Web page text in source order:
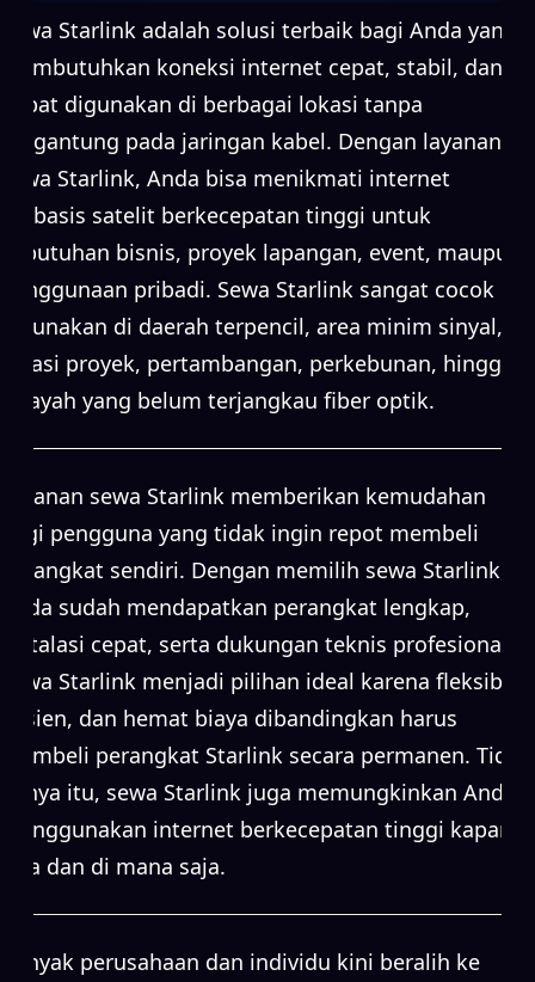
Sewa Starlink adalah solusi terbaik bagi Anda yang
membutuhkan koneksi internet cepat, stabil, dan
dapat digunakan di berbagai lokasi tanpa
bergantung pada jaringan kabel. Dengan layanan
sewa Starlink, Anda bisa menikmati internet
berbasis satelit berkecepatan tinggi untuk
kebutuhan bisnis, proyek lapangan, event, maupun
penggunaan pribadi. Sewa Starlink sangat cocok
digunakan di daerah terpencil, area minim sinyal,
lokasi proyek, pertambangan, perkebunan, hingga
wilayah yang belum terjangkau fiber optik.
Layanan sewa Starlink memberikan kemudahan
bagi pengguna yang tidak ingin repot membeli
perangkat sendiri. Dengan memilih sewa Starlink,
Anda sudah mendapatkan perangkat lengkap,
instalasi cepat, serta dukungan teknis profesional.
Sewa Starlink menjadi pilihan ideal karena fleksibel,
efisien, dan hemat biaya dibandingkan harus
membeli perangkat Starlink secara permanen. Tidak
hanya itu, sewa Starlink juga memungkinkan Anda
menggunakan internet berkecepatan tinggi kapan
saja dan di mana saja.
Banyak perusahaan dan individu kini beralih ke